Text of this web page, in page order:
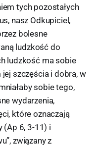
tych pozostałych
nasz Odkupiciel,
bolesne
ludzkość do
ludzkość ma sobie
szczęścia i dobra, w
sobie tego,
wydarzenia,
które oznaczają
(Ap 6, 3-11) i
związany z